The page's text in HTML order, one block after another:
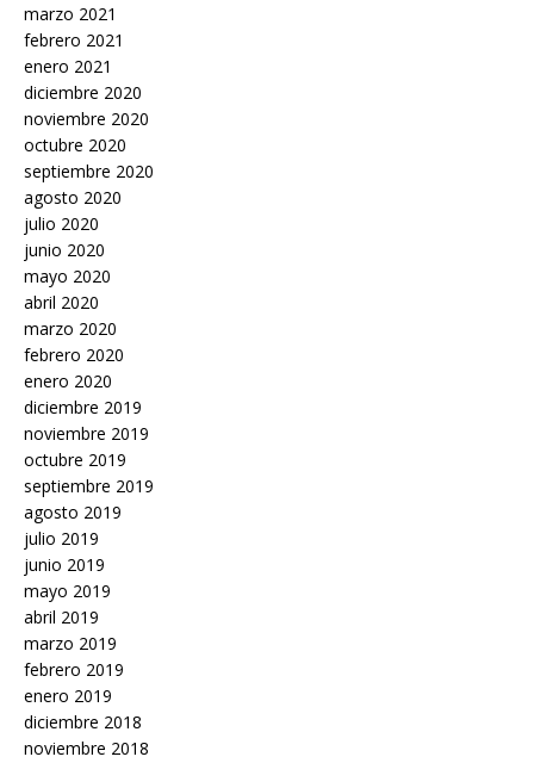
marzo 2021
febrero 2021
enero 2021
diciembre 2020
noviembre 2020
octubre 2020
septiembre 2020
agosto 2020
julio 2020
junio 2020
mayo 2020
abril 2020
marzo 2020
febrero 2020
enero 2020
diciembre 2019
noviembre 2019
octubre 2019
septiembre 2019
agosto 2019
julio 2019
junio 2019
mayo 2019
abril 2019
marzo 2019
febrero 2019
enero 2019
diciembre 2018
noviembre 2018